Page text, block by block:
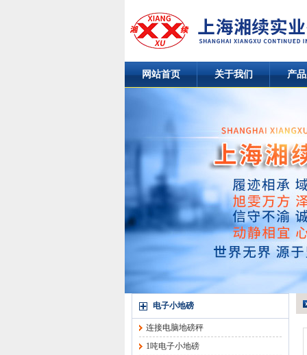
网站首页 关于我们 产
电子小地磅
连接电脑地磅秤
1吨电子小地磅